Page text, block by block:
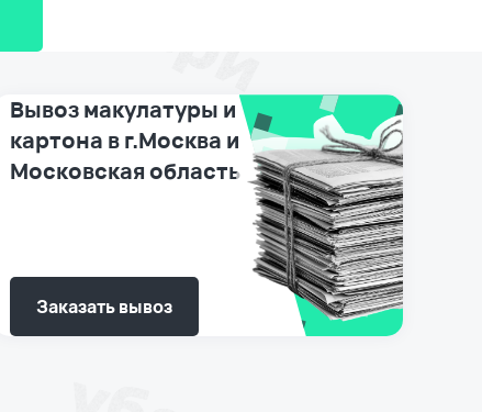
Вывоз макулатуры и
картона в г.Москва и
Московская область
Заказать вывоз